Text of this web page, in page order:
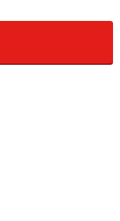
ラダの為に無理し
ことが出来るレバ